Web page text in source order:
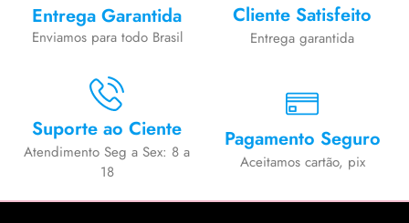
Entrega Garantida
Enviamos para todo Brasil
Cliente Satisfeito
Entrega garantida
Suporte ao Ciente
Atendimento Seg a Sex: 8 a
18
Pagamento Seguro
Aceitamos cartão, pix